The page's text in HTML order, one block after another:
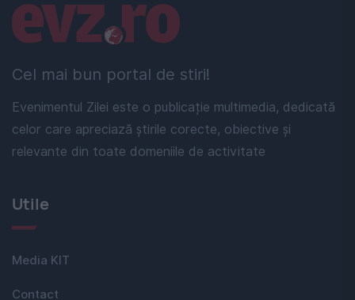
Cel mai bun portal de stiri!
Evenimentul Zilei este o publicație multimedia, dedicată
celor care apreciază știrile corecte, obiective și
relevante din toate domeniile de activitate
Linkuri utile
Utile
Media KIT
Contact